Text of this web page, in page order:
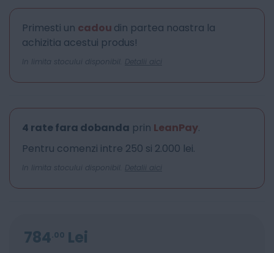
Primesti un cadou din partea noastra la
achizitia acestui produs!
In limita stocului disponibil. Detalii aici
4 rate fara dobanda prin LeanPay.
Pentru comenzi intre 250 si 2.000 lei.
In limita stocului disponibil. Detalii aici
784 00 Lei